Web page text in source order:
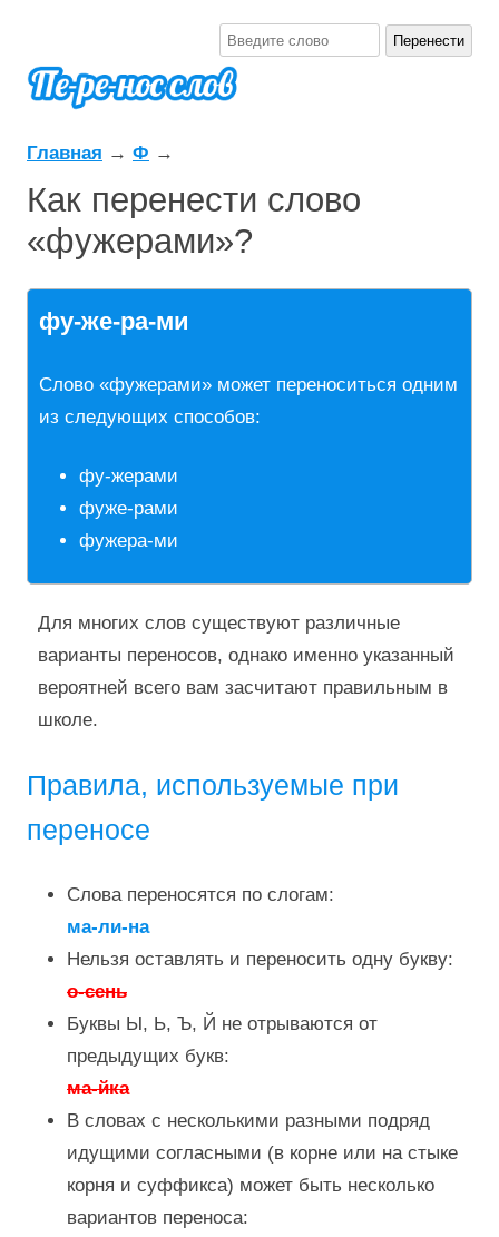
Главная → Ф →
Как перенести слово
«фужерами»?
фу-же-ра-ми
Слово «фужерами» может переноситься одним
из следующих способов:
фу-жерами
фуже-рами
фужера-ми
Для многих слов существуют различные
варианты переносов, однако именно указанный
вероятней всего вам засчитают правильным в
школе.
Правила, используемые при
переносе
Слова переносятся по слогам:
ма-ли-на
Нельзя оставлять и переносить одну букву:
о-сень
Буквы Ы, Ь, Ъ, Й не отрываются от
предыдущих букв:
ма-йка
В словах с несколькими разными подряд
идущими согласными (в корне или на стыке
корня и суффикса) может быть несколько
вариантов переноса: